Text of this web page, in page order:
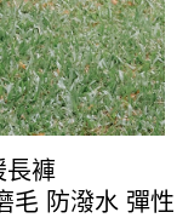
長褲
毛 防潑水 彈性